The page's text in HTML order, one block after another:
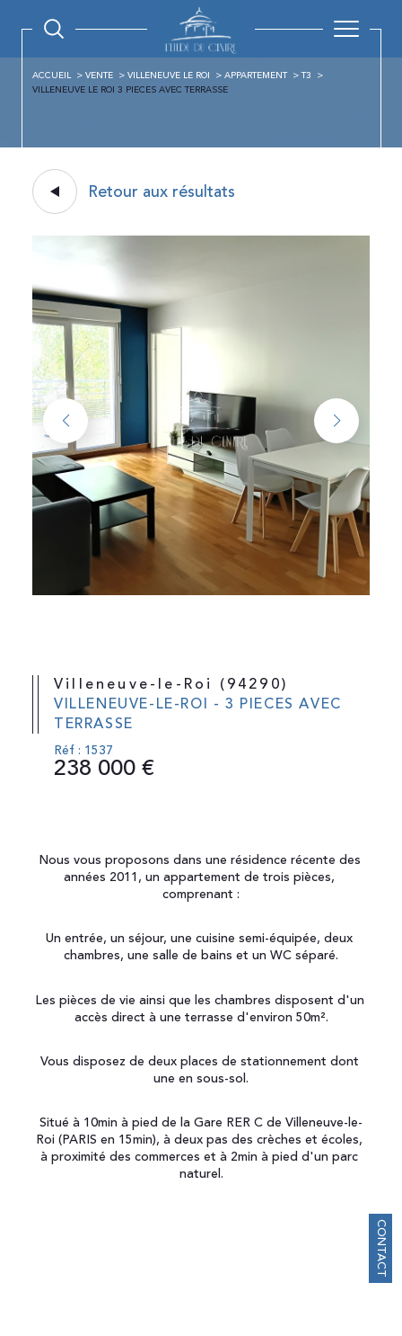
CONTACT
ACCUEIL VENTE VILLENEUVE LE ROI APPARTEMENT
T3
VILLENEUVE LE ROI 3 PIECES AVEC TERRASSE
Retour aux résultats
Villeneuve-le-Roi (94290)
VILLENEUVE-LE-ROI - 3 PIECES AVEC
TERRASSE
Réf : 1537
238 000 €
Nous vous proposons dans une résidence récente des
années 2011, un appartement de trois pièces,
comprenant :
Un entrée, un séjour, une cuisine semi-équipée, deux
chambres, une salle de bains et un WC séparé.
Les pièces de vie ainsi que les chambres disposent d'un
accès direct à une terrasse d'environ 50m².
Vous disposez de deux places de stationnement dont
une en sous-sol.
Situé à 10min à pied de la Gare RER C de Villeneuve-le-
Roi (PARIS en 15min), à deux pas des crèches et écoles,
à proximité des commerces et à 2min à pied d'un parc
naturel.